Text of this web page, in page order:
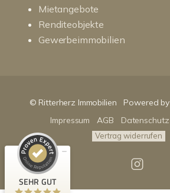
Mietangebote
Renditeobjekte
Gewerbeimmobilien
© Ritterherz Immobilien Powered by
Impressum
AGB Datenschutz
Vertrag widerrufen
SEHR GUT
100%
Empfehlungen auf
ProvenExpert.com
SEHR GUT
4,86 / 5,00
159
Bewertungen von 3
anderen Quellen